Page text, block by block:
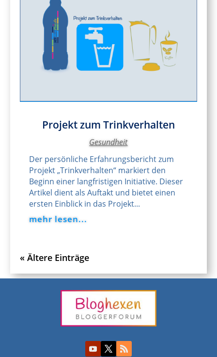
Projekt zum Trinkverhalten
Gesundheit
Der persönliche Erfahrungsbericht zum
Projekt „Trinkverhalten“ markiert den
Beginn einer langfristigen Initiative. Dieser
Artikel dient als Auftakt und bietet einen
ersten Einblick in das Projekt...
mehr lesen...
« Ältere Einträge